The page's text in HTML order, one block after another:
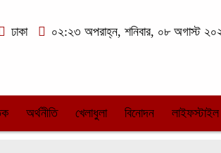
ঢাকা ০২:২৩ অপরাহ্ন, শনিবার, ০৮ অগাস্ট
অর্থনীতি খেলাধুলা বিনোদন লাইফস্টাইল